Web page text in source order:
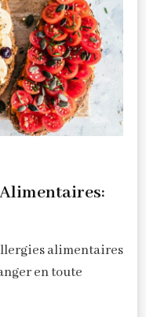
alimentaires
en toute